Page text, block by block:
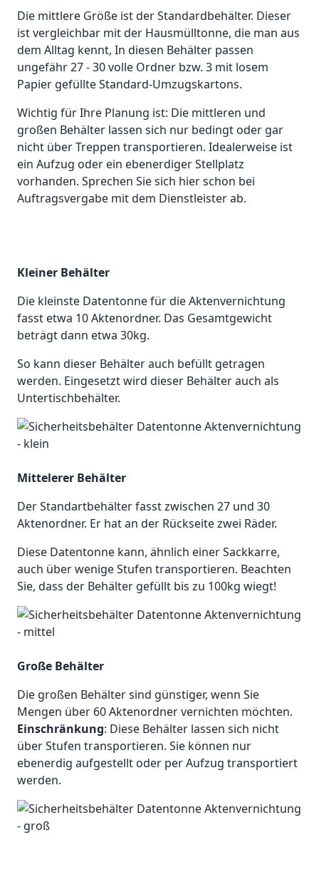
Die mittlere Größe ist der Standardbehälter. Dieser
ist vergleichbar mit der Hausmülltonne, die man aus
dem Alltag kennt, In diesen Behälter passen
ungefähr 27 - 30 volle Ordner bzw. 3 mit losem
Papier gefüllte Standard-Umzugskartons.
Wichtig für Ihre Planung ist: Die mittleren und
großen Behälter lassen sich nur bedingt oder gar
nicht über Treppen transportieren. Idealerweise ist
ein Aufzug oder ein ebenerdiger Stellplatz
vorhanden. Sprechen Sie sich hier schon bei
Auftragsvergabe mit dem Dienstleister ab.
Kleiner Behälter
Die kleinste Datentonne für die Aktenvernichtung
fasst etwa 10 Aktenordner. Das Gesamtgewicht
beträgt dann etwa 30kg.
So kann dieser Behälter auch befüllt getragen
werden. Eingesetzt wird dieser Behälter auch als
Untertischbehälter.
Mittelerer Behälter
Der Standartbehälter fasst zwischen 27 und 30
Aktenordner. Er hat an der Rückseite zwei Räder.
Diese Datentonne kann, ähnlich einer Sackkarre,
auch über wenige Stufen transportieren. Beachten
Sie, dass der Behälter gefüllt bis zu 100kg wiegt!
Große Behälter
Die großen Behälter sind günstiger, wenn Sie
Mengen über 60 Aktenordner vernichten möchten.
Einschränkung: Diese Behälter lassen sich nicht
über Stufen transportieren. Sie können nur
ebenerdig aufgestellt oder per Aufzug transportiert
werden.